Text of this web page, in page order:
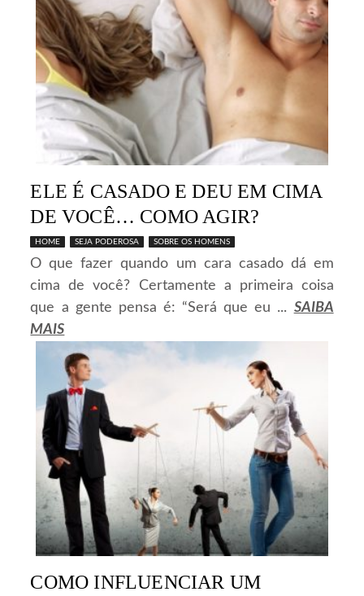
ELE É CASADO E DEU EM CIMA
DE VOCÊ… COMO AGIR?
HOME SEJA PODEROSA SOBRE OS HOMENS
O que fazer quando um cara casado dá em
cima de você? Certamente a primeira coisa
que a gente pensa é: “Será que eu ... SAIBA
MAIS
COMO INFLUENCIAR UM